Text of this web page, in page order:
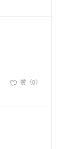
赞（0）